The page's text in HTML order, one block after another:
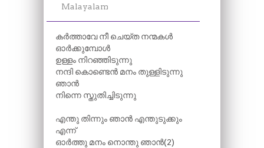
Malayalam
കർത്താവേ നീ ചെയ്ത നന്മകൾ
ഓർക്കുമ്പോൾ
ഉള്ളം നിറഞ്ഞിടുന്നു
നന്ദി കൊണ്ടെൻ മനം തുള്ളിടുന്നു
ഞാൻ
നിന്നെ സ്തുതിച്ചിടുന്നു
എന്തു തിന്നും ഞാൻ എന്തുടുക്കും
എന്ന്
ഓർത്തു മനം നൊന്തു ഞാൻ(2)